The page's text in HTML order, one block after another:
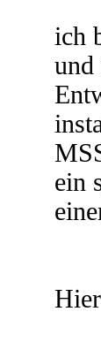
ich
und
ein